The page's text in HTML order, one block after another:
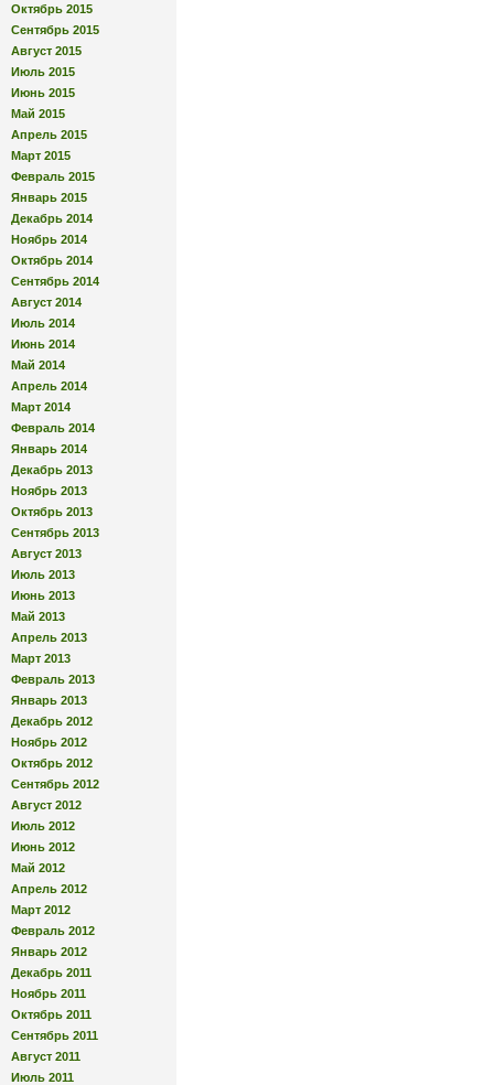
Октябрь 2015
Сентябрь 2015
Август 2015
Июль 2015
Июнь 2015
Май 2015
Апрель 2015
Март 2015
Февраль 2015
Январь 2015
Декабрь 2014
Ноябрь 2014
Октябрь 2014
Сентябрь 2014
Август 2014
Июль 2014
Июнь 2014
Май 2014
Апрель 2014
Март 2014
Февраль 2014
Январь 2014
Декабрь 2013
Ноябрь 2013
Октябрь 2013
Сентябрь 2013
Август 2013
Июль 2013
Июнь 2013
Май 2013
Апрель 2013
Март 2013
Февраль 2013
Январь 2013
Декабрь 2012
Ноябрь 2012
Октябрь 2012
Сентябрь 2012
Август 2012
Июль 2012
Июнь 2012
Май 2012
Апрель 2012
Март 2012
Февраль 2012
Январь 2012
Декабрь 2011
Ноябрь 2011
Октябрь 2011
Сентябрь 2011
Август 2011
Июль 2011